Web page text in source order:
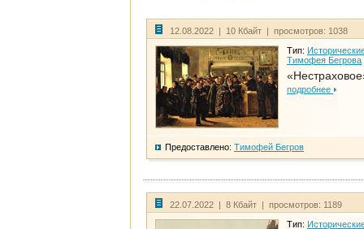
12.08.2022 | 10 Кбайт | просмотров: 1038
Тип:
Тимофея Бегрова
подробнее
Предоставлено: Тимофей Бегров
22.07.2022 | 8 Кбайт | просмотров: 1189
Тип: